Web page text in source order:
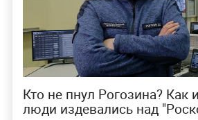
Кто не пнул Рогозина? Как
люди издевались над